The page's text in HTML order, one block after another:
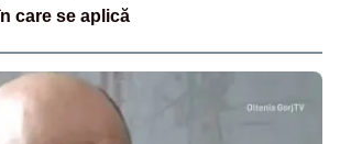
care se aplică